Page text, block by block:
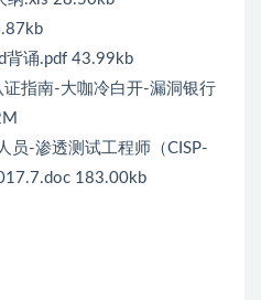
背诵.pdf 43.99kb
证指南-大咖冷白开-漏洞银行
员-渗透测试工程师（CISP-
183.00kb